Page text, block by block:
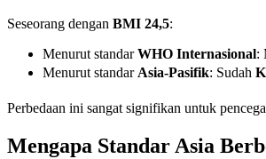
Seseorang dengan BMI 24,5:
Menurut standarWHO Internasional:
Menurut standar Asia-Pasifik: Sudah
Perbedaan ini sangat signifikan untuk
Mengapa Standar Asia